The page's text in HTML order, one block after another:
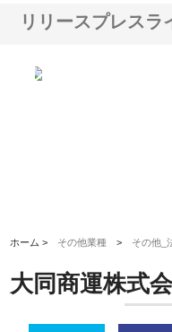
リリースプレスラ
ホーム > その他業種 > その他_
大同商運株式